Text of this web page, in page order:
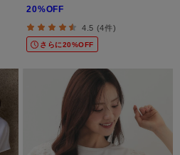
20%OFF
4.5 (4件)
さらに20%OFF